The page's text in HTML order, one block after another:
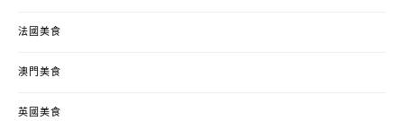
法國美食
澳門美食
英國美食